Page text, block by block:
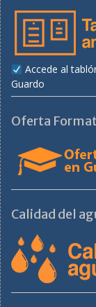
Accede al
Guardo
Oferta
Calidad del